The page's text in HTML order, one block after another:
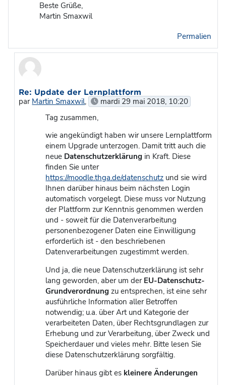
Beste Grüße,
Martin Smaxwil
Permalien
Re: Update der Lernplattform
par Martin Smaxwil,
mardi 29 mai 2018, 10:20
Tag zusammen,
wie angekündigt haben wir unsere Lernplattform
einem Upgrade unterzogen. Damit tritt auch die
neue Datenschutzerklärung in Kraft. Diese
finden Sie unter
https://moodle.thga.de/datenschutz und sie wird
Ihnen darüber hinaus beim nächsten Login
automatisch vorgelegt. Diese muss vor Nutzung
der Plattform zur Kenntnis genommen werden
und - soweit für die Datenverarbeitung
personenbezogener Daten eine Einwilligung
erforderlich ist - den beschriebenen
Datenverarbeitungen zugestimmt werden.
Und ja, die neue Datenschutzerklärung ist sehr
lang geworden, aber um der EU-Datenschutz-
Grundverordnungzu entsprechen, ist eine sehr
ausführliche Information aller Betroffen
notwendig; u.a. über Art und Kategorie der
verarbeiteten Daten, über Rechtsgrundlagen zur
Erhebung und zur Verarbeitung, über Zweck und
Speicherdauer und vieles mehr. Bitte lesen Sie
diese Datenschutzerklärung sorgfältig.
Darüber hinaus gibt es kleinereÄnderungen